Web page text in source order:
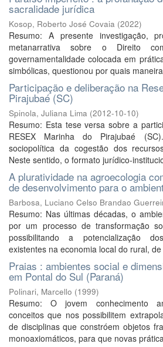
sacralidade jurídica
Kosop, Roberto José Covaia (2022)
Resumo: A presente investigação,
metanarrativa sobre o Direito
governamentalidade colocada em
simbólicas, questionou por quais
Participação e deliberação na
Pirajubaé (SC)
Spinola, Juliana Lima (2012-10-10)
Resumo: Esta tese versa sobre a
RESEX Marinha do Pirajubaé
sociopolítica da cogestão dos
Neste sentido, o formato jurídico-
A pluratividade na agroecologia
de desenvolvimento para o
Barbosa, Luciano Celso Brandao
Resumo: Nas últimas décadas, o
por um processo de transformação
possibilitando a potencialização
existentes na economia local do rural,
Praias : ambientes social e
em Pontal do Sul (Paraná)
Polinari, Marcello (1999)
Resumo: O jovem conhecimento
conceitos que nos possibilitem
de disciplinas que constróem objetos
monoaxiomáticos, para que novas